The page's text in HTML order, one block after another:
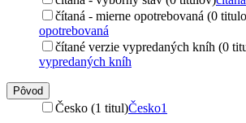
čítaná - mierne opotrebovaná (0
opotrebovaná
čítané verzie vypredaných kníh (0
vypredaných kníh
Pôvod
Česko (1 titul)Česko1